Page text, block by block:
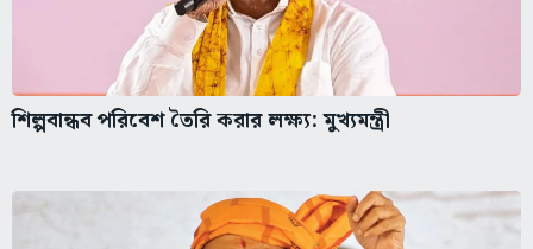
শিল্পবান্ধব পরিবেশ তৈরি করার লক্ষ্য: মুখ্যমন্ত্রী